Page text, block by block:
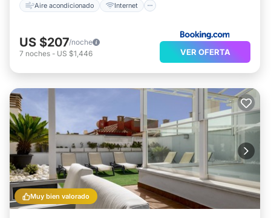
Aire acondicionado Internet
US $207/noche
7 noches - US $1,446 VER OFERTA
Muy bien valorado